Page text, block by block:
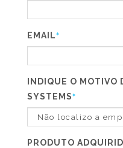
EMAIL*
INDIQUE O MOTIVO
SYSTEMS*
PRODUTO